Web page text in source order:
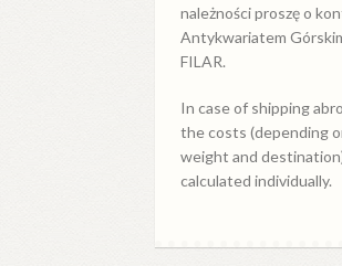
należności proszę o
Antykwariatem
FILAR.
In case of shipping
the costs (depending
weight and
calculated individually.